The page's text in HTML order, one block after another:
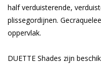
half verduisterende,
plissegordijnen.
oppervlak.
DUETTE Shades zijn